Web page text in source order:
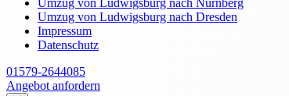
Umzug von Ludwigsburg nach Nürnberg
Umzug von Ludwigsburg nach Dresden
Impressum
Datenschutz
01579-2644085
Angebot anfordern